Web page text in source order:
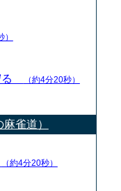
る （約4分20秒）
雀道）
（約4分20秒）